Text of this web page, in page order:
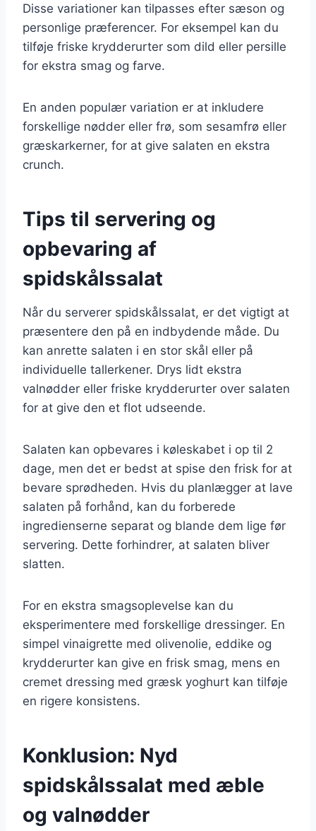
Disse variationer kan tilpasses efter sæson og
personlige præferencer. For eksempel kan du
tilføje friske krydderurter som dild eller persille
for ekstra smag og farve.
En anden populær variation er at inkludere
forskellige nødder eller frø, som sesamfrø eller
græskarkerner, for at give salaten en ekstra
crunch.
Tips til servering og
opbevaring af
spidskålssalat
Når du serverer spidskålssalat, er det vigtigt at
præsentere den på en indbydende måde. Du
kan anrette salaten i en stor skål eller på
individuelle tallerkener. Drys lidt ekstra
valnødder eller friske krydderurter over salaten
for at give den et flot udseende.
Salaten kan opbevares i køleskabet i op til 2
dage, men det er bedst at spise den frisk for at
bevare sprødheden. Hvis du planlægger at lave
salaten på forhånd, kan du forberede
ingredienserne separat og blande dem lige før
servering. Dette forhindrer, at salaten bliver
slatten.
For en ekstra smagsoplevelse kan du
eksperimentere med forskellige dressinger. En
simpel vinaigrette med olivenolie, eddike og
krydderurter kan give en frisk smag, mens en
cremet dressing med græsk yoghurt kan tilføje
en rigere konsistens.
Konklusion: Nyd
spidskålssalat med æble
og valnødder